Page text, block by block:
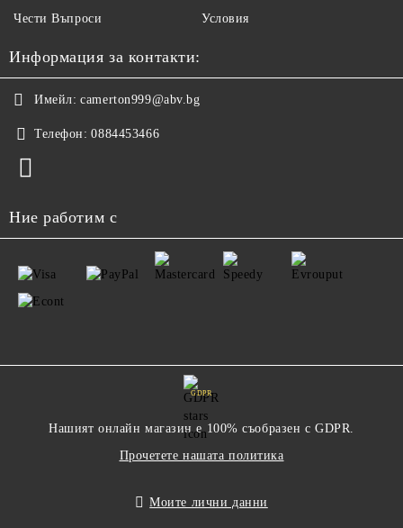
Чести Въпроси Условия
Информация за контакти:
Имейл: camerton999@abv.bg
Телефон: 0884453466
Ние работим с
GDPR
Нашият онлайн магазин е 100% съобразен с GDPR.
Прочетете нашата политика
Моите лични данни